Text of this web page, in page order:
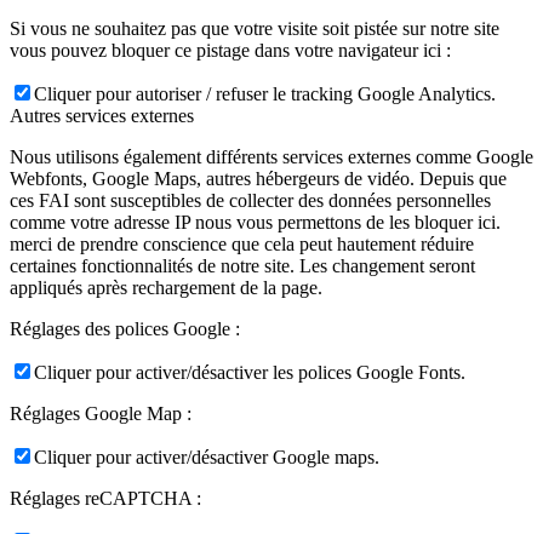
Si vous ne souhaitez pas que votre visite soit pistée sur notre site
vous pouvez bloquer ce pistage dans votre navigateur ici :
Cliquer pour autoriser / refuser le tracking Google Analytics.
Autres services externes
Nous utilisons également différents services externes comme Google
Webfonts, Google Maps, autres hébergeurs de vidéo. Depuis que
ces FAI sont susceptibles de collecter des données personnelles
comme votre adresse IP nous vous permettons de les bloquer ici.
merci de prendre conscience que cela peut hautement réduire
certaines fonctionnalités de notre site. Les changement seront
appliqués après rechargement de la page.
Réglages des polices Google :
Cliquer pour activer/désactiver les polices Google Fonts.
Réglages Google Map :
Cliquer pour activer/désactiver Google maps.
Réglages reCAPTCHA :